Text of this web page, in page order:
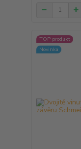
TOP produkt
Novinka